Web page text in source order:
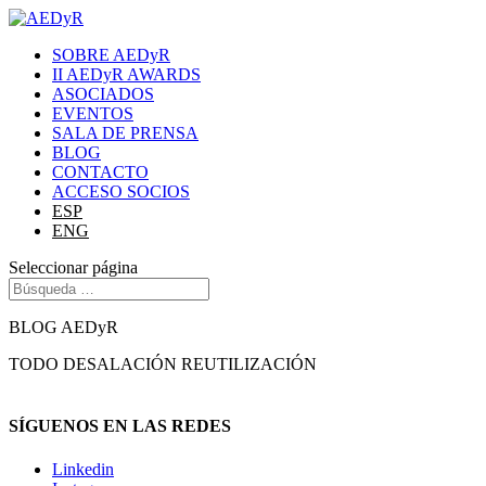
SOBRE AEDyR
II AEDyR AWARDS
ASOCIADOS
EVENTOS
SALA DE PRENSA
BLOG
CONTACTO
ACCESO SOCIOS
ESP
ENG
Seleccionar página
BLOG AEDyR
TODO DESALACIÓN REUTILIZACIÓN
SÍGUENOS EN LAS REDES
Linkedin